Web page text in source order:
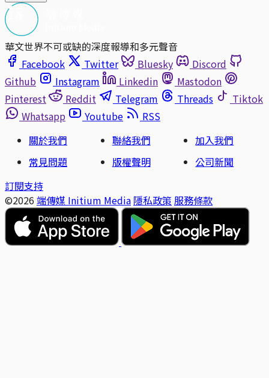
華文世界不可或缺的深度報導和多元聲音
Facebook
Twitter Bluesky
Discord
Github
Instagram Linkedin
Mastodon
Pinterest
Reddit Telegram Threads
Tiktok
Whatsapp
Youtube
RSS
關於我們
聯絡我們
加入我們
常見問題
版權聲明
公司新聞
訂閱支持
©2026 端傳媒 Initium Media 隱私政策 服務條款